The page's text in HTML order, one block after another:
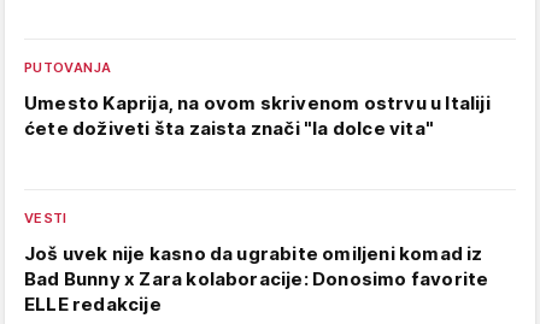
PUTOVANJA
Umesto Kaprija, na ovom skrivenom ostrvu u Italiji
ćete doživeti šta zaista znači "la dolce vita"
VESTI
Još uvek nije kasno da ugrabite omiljeni komad iz
Bad Bunny x Zara kolaboracije: Donosimo favorite
ELLE redakcije